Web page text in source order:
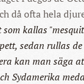
då ofta hela
kallas
sedan rullas
kan man säga
Sydamerika